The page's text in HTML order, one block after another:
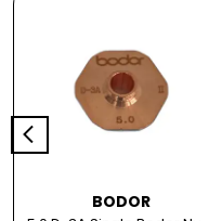
BODOR